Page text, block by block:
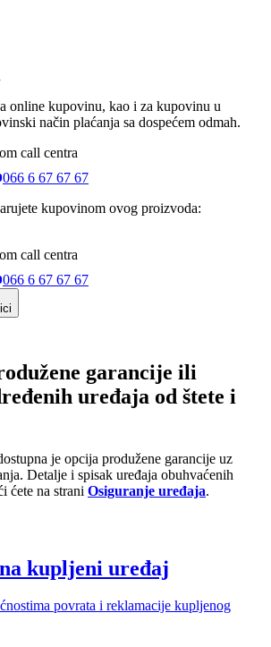
online kupovinu, kao i za kupovinu u
način plaćanja sa dospećem odmah.
call centra
066 6 67 67 67
kupovinom ovog proizvoda:
call centra
066 6 67 67 67
garancije ili
uređaja od štete i
je opcija produžene garancije uz
Detalje i spisak uređaja obuhvaćenih
ćete na strani Osiguranje uređaja.
kupljeni uređaj
povrata i reklamacije kupljenog